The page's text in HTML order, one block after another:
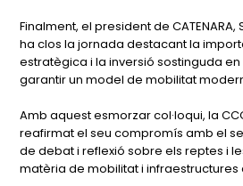
Finalment, el president de CATENARA,
ha clos la jornada destacant la
estratègica i la inversió sostinguda
garantir un model de mobilitat
Amb aquest esmorzar col·loqui, la
reafirmat el seu compromís amb el
de debat i reflexió sobre els reptes i
matèria de mobilitat i infraestructures